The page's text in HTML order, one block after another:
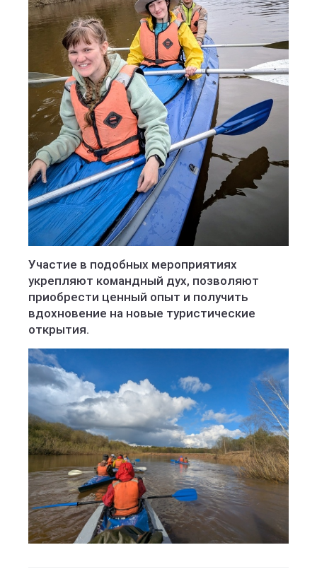
Участие в подобных мероприятиях
укрепляют командный дух, позволяют
приобрести ценный опыт и получить
вдохновение на новые туристические
открытия.